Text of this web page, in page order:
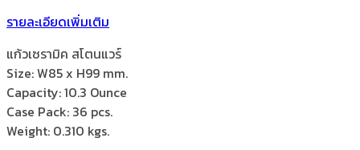
รายละเอียดเพิ่มเติม
แก้วเซรามิค สโตนแวร์
Size: W85 x H99 mm.
Capacity: 10.3 Ounce
Case Pack: 36 pcs.
Weight: 0.310 kgs.